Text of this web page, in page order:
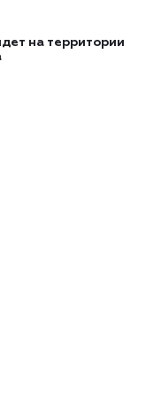
на территории